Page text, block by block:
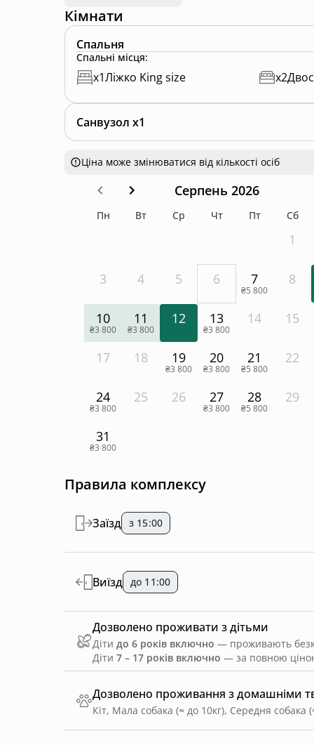
Кімнати
Спальня
Спальні місця:
x1Ліжко King size x2
Санвузол x1
Ціна може змінюватися від кількості осіб
Серпень 2026
Пн Вт Ср Чт Пт Сб
1
3 4 5 6 7
₴5 800
8
10
₴3 800
11
₴3 800
12 13
₴3 800
14 15
17 18 19
₴3 800
20
₴3 800
21
₴5 800
22
24
₴3 800
25 26 27
₴3 800
28
₴5 800
29
31
₴3 800
Правила комплексу
Дозволено проживання з домашніми
Кіт, Мала собака (≈ до 10кг), Середня собака
Заїзд з 15:00
Виїзд до 11:00
Дозволено проживати з дітьми
Діти до 6 років включно — проживають
Діти 7 – 17 років включно — за повною